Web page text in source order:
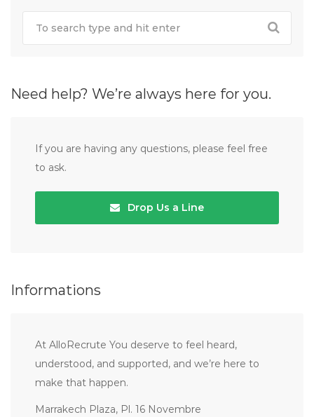
Need help? We’re always here for you.
If you are having any questions, please feel free
to ask.
Drop Us a Line
Informations
At AlloRecrute You deserve to feel heard,
understood, and supported, and we’re here to
make that happen.
Marrakech Plaza, Pl. 16 Novembre